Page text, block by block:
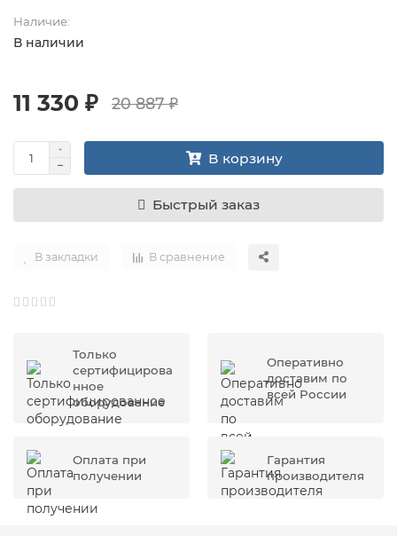
Наличие:
В наличии
11 330 ₽ 20 887 ₽
В корзину
Быстрый заказ
В закладки В сравнение
Только
сертифицирова
нное
оборудование
Оперативно
доставим по
всей России
Оплата при
получении
Гарантия
производителя